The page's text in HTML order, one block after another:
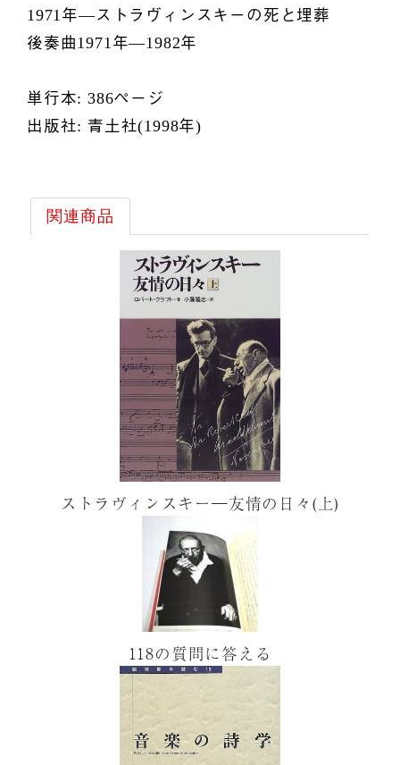
1971年―ストラヴィンスキーの死と埋葬
後奏曲1971年―1982年
単行本: 386ページ
出版社: 青土社(1998年)
関連商品
ストラヴィンスキー―友情の日々(上)
118の質問に答える